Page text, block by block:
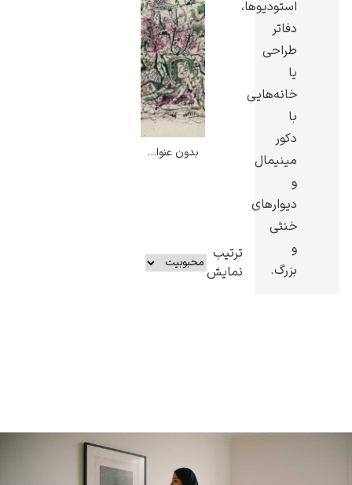
استودیوها،
دفاتر
طراحی
یا
خانه‌هایی
با
دکور
مینیمال
و
دیوارهای
خنثی
و
بزرگ.
ترتیب
نمایش
بدون عنوان – جکسون پولاک